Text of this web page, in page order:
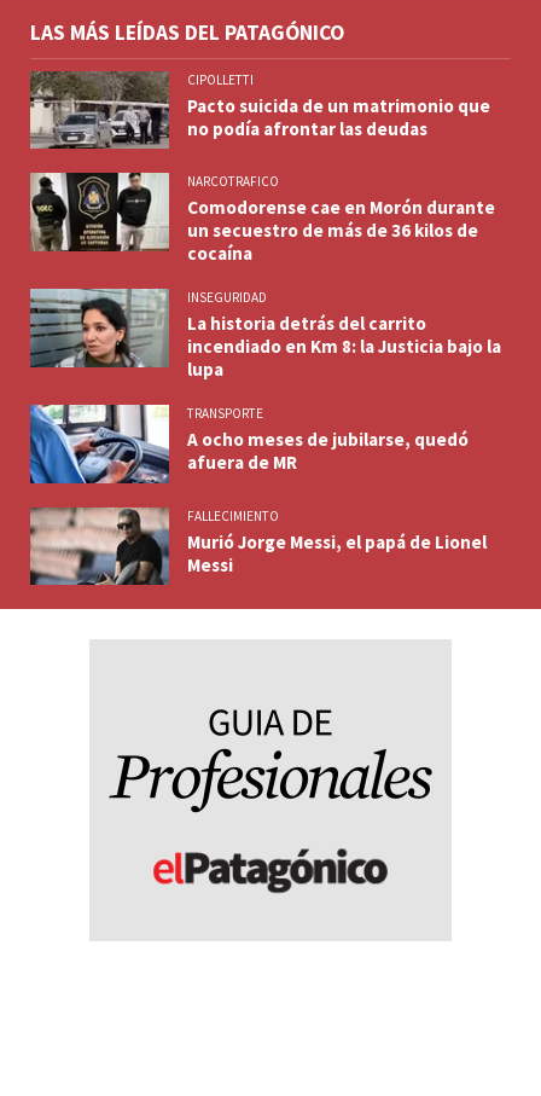
LAS MÁS LEÍDAS DEL PATAGÓNICO
CIPOLLETTI
Pacto suicida de un matrimonio que
no podía afrontar las deudas
NARCOTRAFICO
Comodorense cae en Morón durante
un secuestro de más de 36 kilos de
cocaína
INSEGURIDAD
La historia detrás del carrito
incendiado en Km 8: la Justicia bajo la
lupa
TRANSPORTE
A ocho meses de jubilarse, quedó
afuera de MR
FALLECIMIENTO
Murió Jorge Messi, el papá de Lionel
Messi